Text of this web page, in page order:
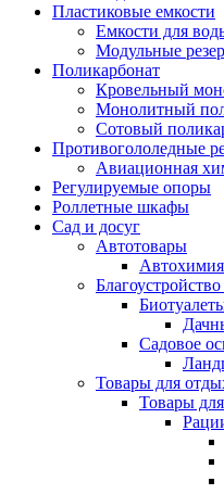
Пластиковые емкости
Емкости для
Модульные
Поликарбонат
Кровельный
Монолитный
Сотовый
Противогололедные
Авиационная
Регулируемые опоры
Роллетные шкафы
Сад и досуг
Автотовары
Автохимия
Садовое
Товары для
Товары